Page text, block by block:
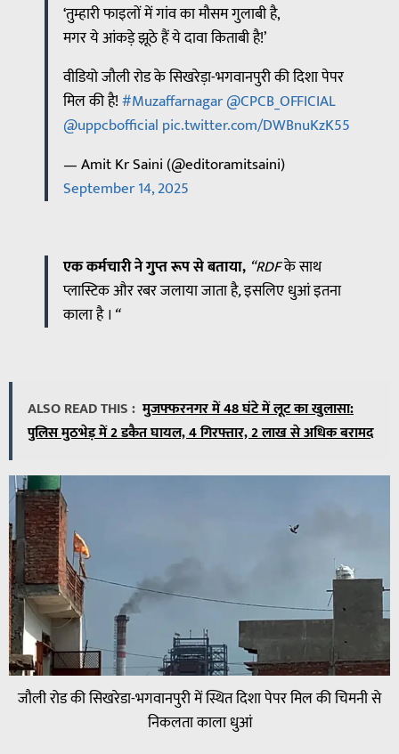
‘तुम्हारी फाइलों में गांव का मौसम गुलाबी है,
मगर ये आंकड़े झूठे हैं ये दावा किताबी है!’
वीडियो जौली रोड के सिखरेड़ा-भगवानपुरी की दिशा पेपर
मिल की है!#Muzaffarnagar@CPCB_OFFICIAL
@uppcbofficial pic.twitter.com/DWBnuKzK55
— Amit Kr Saini (@editoramitsaini)
September 14, 2025
एक कर्मचारी ने गुप्त रूप से बताया, “RDFकेसाथ
प्लास्टिकऔररबरजलायाजाताहै,इसलिएधुआंइतना
कालाहै । “
ALSO READ THIS : मुजफ्फरनगर में 48 घंटे में लूट का खुलासा:
पुलिस मुठभेड़ में 2 डकैत घायल, 4 गिरफ्तार, 2 लाख से अधिक बरामद
जौली रोड की सिखरेडा-भगवानपुरी में स्थित दिशा पेपर मिल की चिमनी से
निकलता काला धुआं